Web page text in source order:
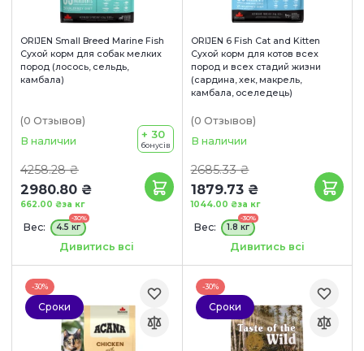
ORIJEN Small Breed Marine Fish
Сухой корм для собак мелких
пород (лосось, сельдь,
камбала)
(0 Отзывов)
В наличии
4258.28 ₴
2980.80 ₴
за кг
662.00 ₴
+ 30
бонусів
Вес:
-30%
4.5 кг
Сроки годности:
09/10/2026
Дивитись всі
ORIJEN 6 Fish Cat and Kitten
Сухой корм для котов всех
пород и всех стадий жизни
(сардина, хек, макрель,
камбала, оселедець)
(0 Отзывов)
В наличии
2685.33 ₴
1879.73 ₴
за кг
1044.00 ₴
Вес:
-30%
1.8 кг
Сроки годности:
30/10/2026
Дивитись всі
-30%
Сроки
-30%
Сроки